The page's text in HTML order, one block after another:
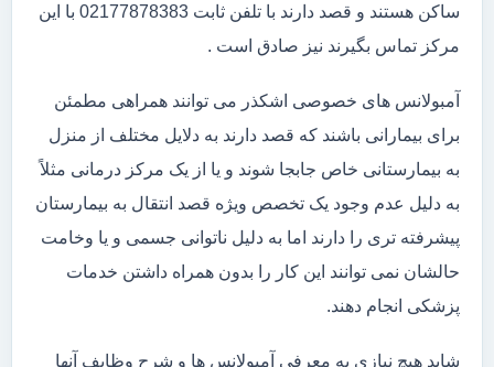
ساکن هستند و قصد دارند با تلفن ثابت 02177878383 با این
مرکز تماس بگیرند نیز صادق است .
آمبولانس های خصوصی اشکذر می توانند همراهی مطمئن
برای بیمارانی باشند که قصد دارند به دلایل مختلف از منزل
به بیمارستانی خاص جابجا شوند و یا از یک مرکز درمانی مثلاً
به دلیل عدم وجود یک تخصص ویژه قصد انتقال به بیمارستان
پیشرفته تری را دارند اما به دلیل ناتوانی جسمی و یا وخامت
حالشان نمی توانند این کار را بدون همراه داشتن خدمات
پزشکی انجام دهند.
شاید هیچ نیازی به معرفی آمبولانس ها و شرح وظایف آنها